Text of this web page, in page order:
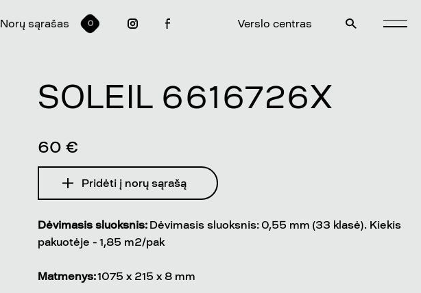
Norų sąrašas 0 Verslo centras
SOLEIL 6616726X
60 €
Pridėti į norų sąrašą
Dėvimasis sluoksnis:Dėvimasis sluoksnis: 0,55 mm (33 klasė). Kiekis
pakuotėje - 1,85 m2/pak
Matmenys:1075 x 215 x 8 mm